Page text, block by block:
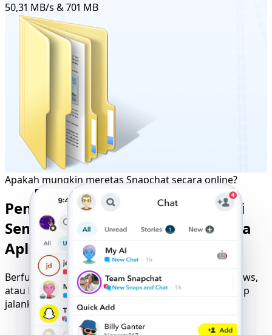
50,31 MB/s & 701 MB
Apakah mungkin meretas Snapchat secara online?
Pemantauan Snapchat Dijamin di
Semua Perangkat - Tersedia Tanpa
Aplikasi dan Konfirmasi
Berfungsi dengan sempurna di iOS, Android, Windows,
atau Mac. Tanpa pengaturan, tanpa unduhan - cukup
jalankan dan buka kunci akun Snapchat apa pun.